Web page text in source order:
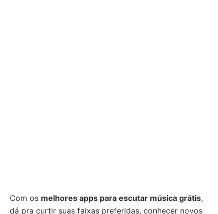
Com os melhores apps para escutar música grátis,
dá pra curtir suas faixas preferidas, conhecer novos